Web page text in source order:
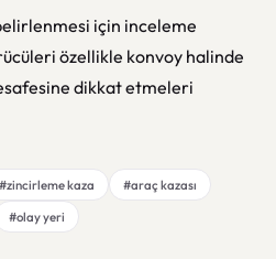
için inceleme
özellikle konvoy halinde
dikkat etmeleri
#zincirleme kaza
#araç kazası
#olay yeri